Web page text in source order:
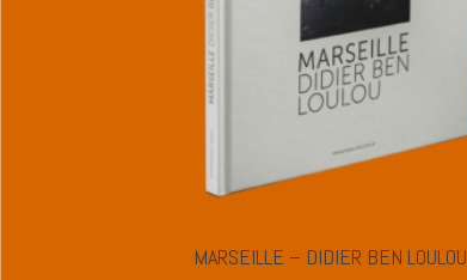
MARSEILLE – DIDIER BEN LOULOU